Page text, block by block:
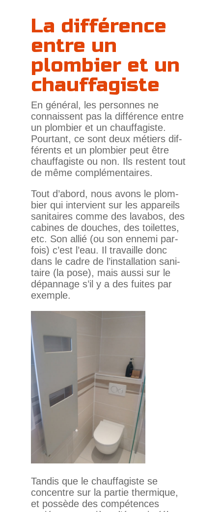
La différence
entre un
plombier et un
chauffagiste
En général, les per­sonnes ne
connaissent pas la dif­fé­rence entre
un plom­bier et un chauf­fa­giste.
Pour­tant, ce sont deux métiers dif­
fé­rents et un plom­bier peut être
chauf­fa­giste ou non. Ils res­tent tout
de même complémentaires.
Tout d’abord, nous avons le plom­
bier qui inter­vient sur les appa­reils
sani­taires comme des lavabos, des
cabines de douches, des toi­lettes,
etc. Son allié (ou son ennemi par­
fois) c’est l’eau. Il tra­vaille donc
dans le cadre de l’installation sani­
taire (la pose), mais aussi sur le
dépan­nage s’il y a des fuites par
exemple.
Tandis que le chauf­fa­giste se
concentre sur la partie ther­mique,
et pos­sède des com­pé­tences